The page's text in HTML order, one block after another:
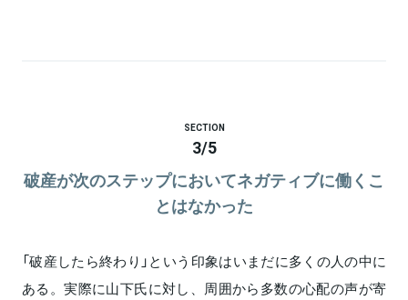
SECTION
3/5
破産が次のステップにおいてネガティブに働くこ
とはなかった
「破産したら終わり」という印象はいまだに多くの人の中に
ある。実際に山下氏に対し、周囲から多数の心配の声が寄